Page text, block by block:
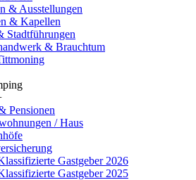
& Ausstellungen
& Kapellen
Stadtführungen
& Brauchtum
Pensionen
/ Haus
Gastgeber 2026
Gastgeber 2025